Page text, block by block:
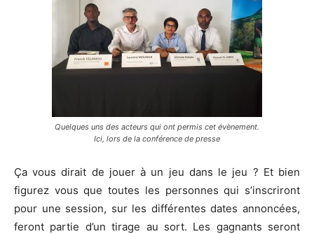
Quelques uns des acteurs qui ont permis cet évènement.
Ici, lors de la conférence de presse
Ça vous dirait de jouer à un jeu dans le jeu ? Et bien
figurez vous que toutes les personnes qui s’inscriront
pour une session, sur les différentes dates annoncées,
feront partie d’un tirage au sort. Les gagnants seront